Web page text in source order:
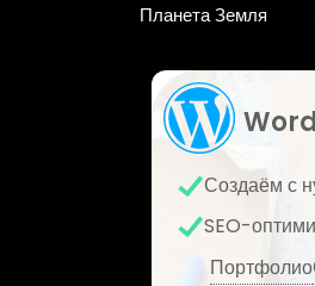
Планета Земля
Создаём с
SEO-
Портфолио